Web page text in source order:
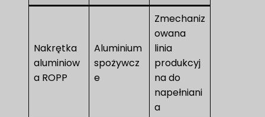
Nakrętka
aluminiow
a ROPP
Aluminium
spożywcz
e
Zmechaniz
owana
linia
produkcyj
na do
napełniani
a